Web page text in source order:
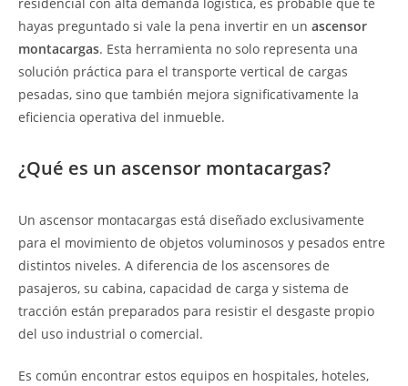
hayas preguntado si vale la pena invertir en un ascensor
montacargas. Esta herramienta no solo representa una
solución práctica para el transporte vertical de cargas
pesadas, sino que también mejora significativamente la
eficiencia operativa del inmueble.
¿Qué es un ascensor montacargas?
Un ascensor montacargas está diseñado exclusivamente
para el movimiento de objetos voluminosos y pesados entre
distintos niveles. A diferencia de los ascensores de
pasajeros, su cabina, capacidad de carga y sistema de
tracción están preparados para resistir el desgaste propio
del uso industrial o comercial.
Es común encontrar estos equipos en hospitales, hoteles,